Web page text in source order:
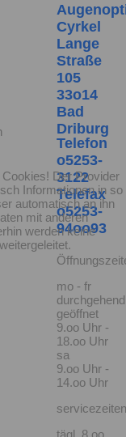
Cyrkel
Lange
Straße
105
33o14
Bad
Driburg
Telefon
o5253-
3122
Telefax
o5253-
94oo93
mo - fr
durchgehend
geöffnet
9.oo Uhr -
18.oo Uhr
sa
9.oo Uhr -
14.oo Uhr
tägl. 8.oo
Der Provider
Informationen in so
automatisch an ihn
mit anderen
werden keine